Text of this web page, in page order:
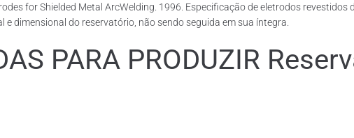
for Shielded Metal ArcWelding. 1996. Especificação de eletrodos revestidos
dimensional do reservatório, não sendo seguida em sua íntegra.
PARA PRODUZIR